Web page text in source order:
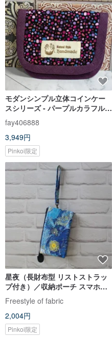
モダンシンプル立体コインケー
スシリーズ - パープルカラフル星
空スタイル
fay406888
3,949円
Pinkoi限定
星夜（長財布型 リストストラッ
プ付き）／収納ポーチ スマホポ
ーチ
Freestyle of fabric
2,004円
Pinkoi限定